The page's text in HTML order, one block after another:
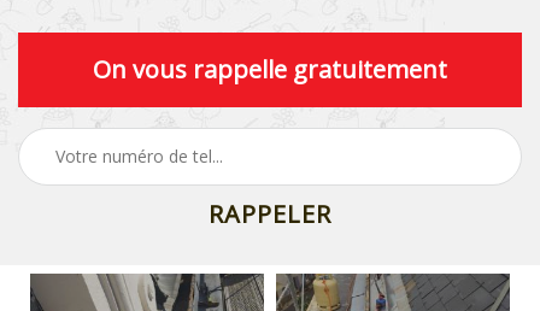
On vous rappelle gratuitement